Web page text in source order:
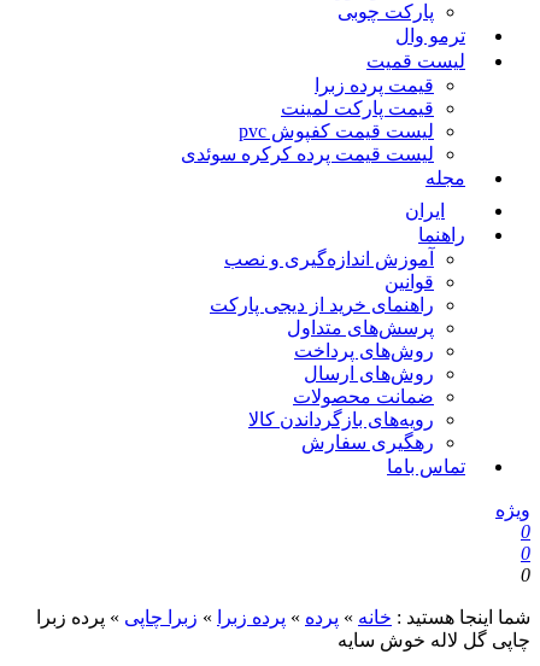
پارکت چوبی
ترمو وال
لیست قمیت
قیمت پرده زبرا
قیمت پارکت لمینت
لیست قیمت کفپوش pvc
لیست قیمت پرده کرکره سوئدی
مجله
ایران
راهنما
آموزش اندازه‌گیری و نصب
قوانین
راهنمای خرید از دیجی پارکت
پرسش‌های متداول
روش‌های پرداخت
روش‌های ارسال
ضمانت محصولات
رویه‌های بازگرداندن کالا
رهگیری سفارش
تماس باما
ویژه
0
0
0
شما اینجا هستید : خانه » پرده » پرده زبرا » زبرا چاپی » پرده زبرا
چاپی گل لاله خوش سایه